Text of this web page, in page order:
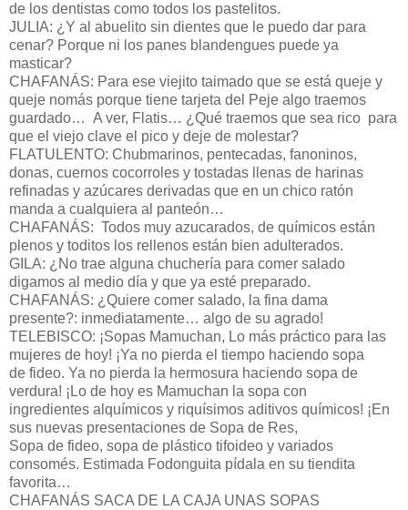
de los dentistas como todos los pastelitos.
JULIA: ¿Y al abuelito sin dientes que le puedo dar para
cenar? Porque ni los panes blandengues puede ya
masticar?
CHAFANÁS: Para ese viejito taimado que se está queje y
queje nomás porque tiene tarjeta del Peje algo traemos
guardado… A ver, Flatis… ¿Qué traemos que sea rico para
que el viejo clave el pico y deje de molestar?
FLATULENTO: Chubmarinos, pentecadas, fanoninos,
donas, cuernos cocorroles y tostadas llenas de harinas
refinadas y azúcares derivadas que en un chico ratón
manda a cualquiera al panteón…
CHAFANÁS: Todos muy azucarados, de químicos están
plenos y toditos los rellenos están bien adulterados.
GILA: ¿No trae alguna chuchería para comer salado
digamos al medio día y que ya esté preparado.
CHAFANÁS: ¿Quiere comer salado, la fina dama
presente?: inmediatamente… algo de su agrado!
TELEBISCO: ¡Sopas Mamuchan, Lo más práctico para las
mujeres de hoy! ¡Ya no pierda el tiempo haciendo sopa
de fideo. Ya no pierda la hermosura haciendo sopa de
verdura! ¡Lo de hoy es Mamuchan la sopa con
ingredientes alquímicos y riquísimos aditivos químicos! ¡En
sus nuevas presentaciones de Sopa de Res,
Sopa de fideo, sopa de plástico tifoideo y variados
consomés. Estimada Fodonguita pídala en su tiendita
favorita…
CHAFANÁS SACA DE LA CAJA UNAS SOPAS